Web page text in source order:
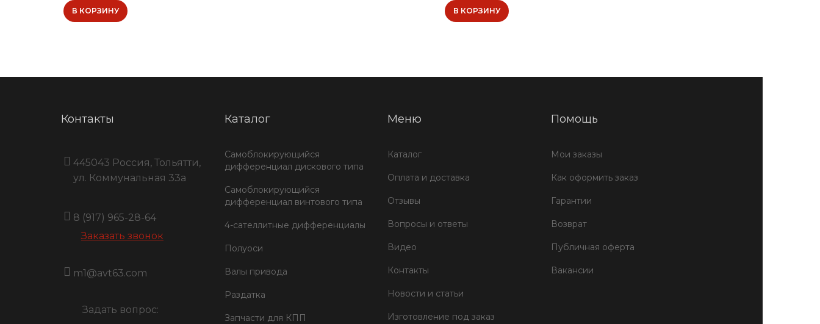
В КОРЗИНУ В КОРЗИНУ
Контакты
445043 Россия, Тольятти,
ул. Коммунальная 33a
8 (917) 965-28-64
Заказать звонок
m1@avt63.com
Задать вопрос:
Каталог
Самоблокирующийся
дифференциал дискового типа
Самоблокирующийся
дифференциал винтового типа
4-сателлитные дифференциалы
Полуоси
Валы привода
Раздатка
Запчасти для КПП
Меню
Каталог
Оплата и доставка
Отзывы
Вопросы и ответы
Видео
Контакты
Новости и статьи
Изготовление под заказ
Помощь
Мои заказы
Как оформить заказ
Гарантии
Возврат
Публичная оферта
Вакансии